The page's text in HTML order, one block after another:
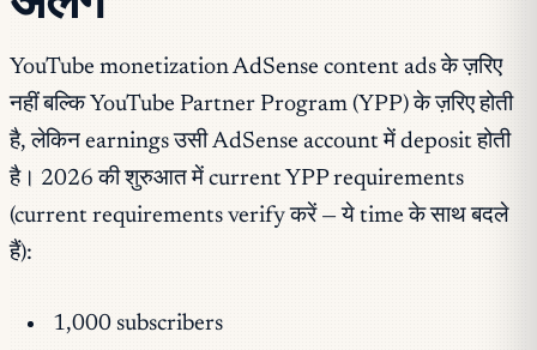
YouTube monetization AdSense content ads के ज़रिए
नहीं बल्कि YouTube Partner Program (YPP) के ज़रिए होती
है, लेकिन earnings उसी AdSense account में deposit होती
है। 2026 की शुरुआत में current YPP requirements
(current requirements verify करें — ये time के साथ बदले
हैं):
1,000 subscribers